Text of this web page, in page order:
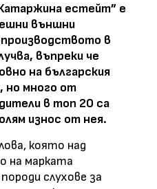
естейт” е
външни
в
въпреки че
на българския
но много от
в топ 20 са
износ от нея.
която над
на марката
слухове за